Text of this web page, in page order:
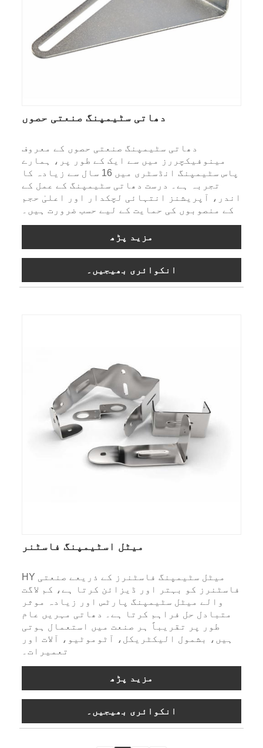
دھاتی سٹیمپنگ صنعتی حصوں
دھاتی سٹیمپنگ صنعتی حصوں کے معروف
مینوفیکچررز میں سے ایک کے طور پر، ہمارے
پاس سٹیمپنگ انڈسٹری میں 16 سال سے زیادہ کا
تجربہ ہے۔ درست دھاتی سٹیمپنگ کے عمل کے
اندر، آپریشنز انتہائی لچکدار اور اعلیٰ حجم
کے منصوبوں کی حمایت کے لیے حسب ضرورت ہیں۔
مزید پڑھ
انکوائری بھیجیں۔
میٹل اسٹیمپنگ فاسٹنر
HY میٹل سٹیمپنگ فاسٹنرز کے ذریعے صنعتی
فاسٹنرز کو بہتر اور ڈیزائن کرتا ہے، کم لاگت
والے میٹل سٹیمپنگ پارٹس اور زیادہ موثر
متبادل حل فراہم کرتا ہے۔ دھاتی مہریں عام
طور پر تقریباً ہر صنعت میں استعمال ہوتی
ہیں، بشمول الیکٹریکل، آٹوموٹیو، آلات اور
تعمیرات۔
مزید پڑھ
انکوائری بھیجیں۔